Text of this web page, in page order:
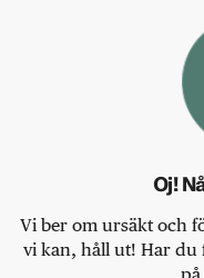
Oj!
Vi ber om ursäkt och
vi kan, håll ut! Har du